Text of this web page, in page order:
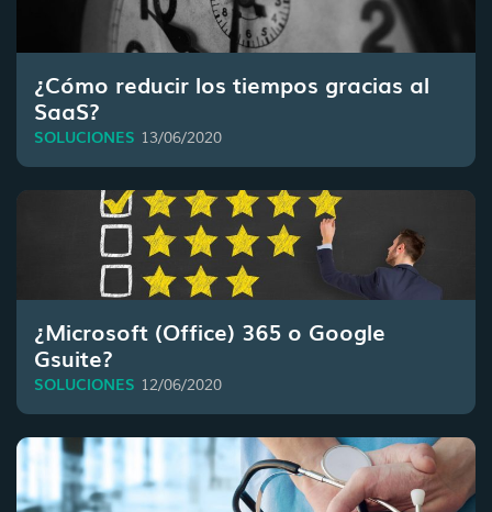
¿Cómo reducir los tiempos gracias al
SaaS?
SOLUCIONES 13/06/2020
¿Microsoft (Office) 365 o Google
Gsuite?
SOLUCIONES 12/06/2020